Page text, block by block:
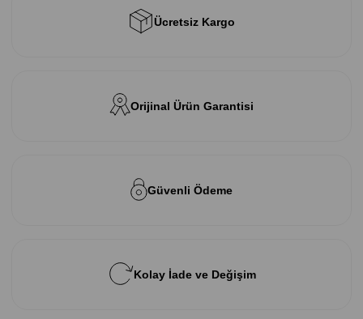
Ücretsiz Kargo
Orijinal Ürün Garantisi
Güvenli Ödeme
Kolay İade ve Değişim